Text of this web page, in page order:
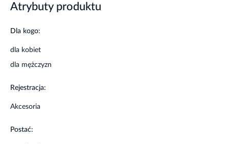
Uwagi
Stosować zgodnie z przeznaczeniem.
Atrybuty produktu
Dla kogo:
dla kobiet
dla mężczyzn
Rejestracja:
Akcesoria
Postać: